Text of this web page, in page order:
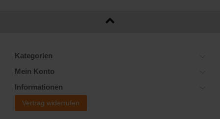
Kategorien
Mein Konto
Informationen
Vertrag widerrufen